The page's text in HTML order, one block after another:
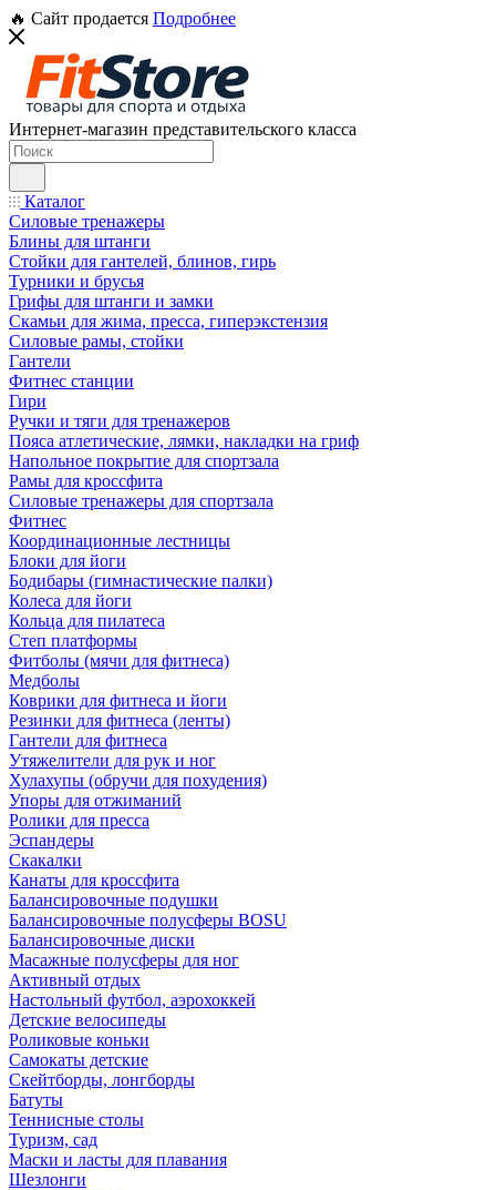
🔥 Сайт продается Подробнее
Интернет-магазин представительского класса
Каталог
Силовые тренажеры
Блины для штанги
Стойки для гантелей, блинов, гирь
Турники и брусья
Грифы для штанги и замки
Скамьи для жима, пресса, гиперэкстензия
Силовые рамы, стойки
Гантели
Фитнес станции
Гири
Ручки и тяги для тренажеров
Пояса атлетические, лямки, накладки на гриф
Напольное покрытие для спортзала
Рамы для кроссфита
Силовые тренажеры для спортзала
Фитнес
Координационные лестницы
Блоки для йоги
Бодибары (гимнастические палки)
Колеса для йоги
Кольца для пилатеса
Степ платформы
Фитболы (мячи для фитнеса)
Медболы
Коврики для фитнеса и йоги
Резинки для фитнеса (ленты)
Гантели для фитнеса
Утяжелители для рук и ног
Хулахупы (обручи для похудения)
Упоры для отжиманий
Ролики для пресса
Эспандеры
Скакалки
Канаты для кроссфита
Балансировочные подушки
Балансировочные полусферы BOSU
Балансировочные диски
Масажные полусферы для ног
Активный отдых
Настольный футбол, аэрохоккей
Детские велосипеды
Роликовые коньки
Самокаты детские
Скейтборды, лонгборды
Батуты
Теннисные столы
Туризм, сад
Маски и ласты для плавания
Шезлонги